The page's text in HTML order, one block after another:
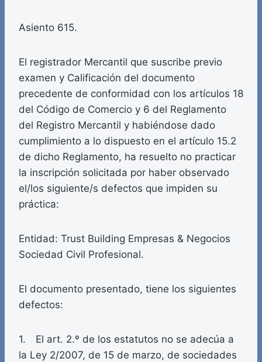
Asiento 615.
El registrador Mercantil que suscribe previo
examen y Calificación del documento
precedente de conformidad con los artículos 18
del Código de Comercio y 6 del Reglamento
del Registro Mercantil y habiéndose dado
cumplimiento a lo dispuesto en el artículo 15.2
de dicho Reglamento, ha resuelto no practicar
la inscripción solicitada por haber observado
el/los siguiente/s defectos que impiden su
práctica:
Entidad: Trust Building Empresas & Negocios
Sociedad Civil Profesional.
El documento presentado, tiene los siguientes
defectos:
1. El art. 2.º de los estatutos no se adecúa a
la Ley 2/2007, de 15 de marzo, de sociedades